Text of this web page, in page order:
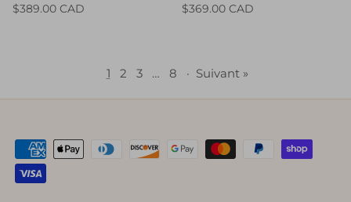
$389.00 CAD
$369.00 CAD
1 2 3 … 8 · Suivant »